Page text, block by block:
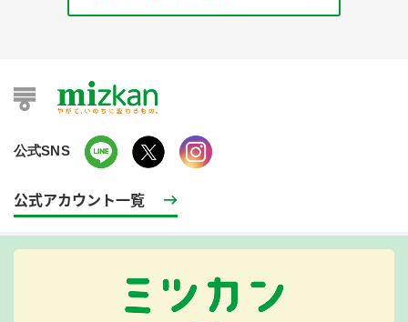
公式SNS
公式アカウント一覧